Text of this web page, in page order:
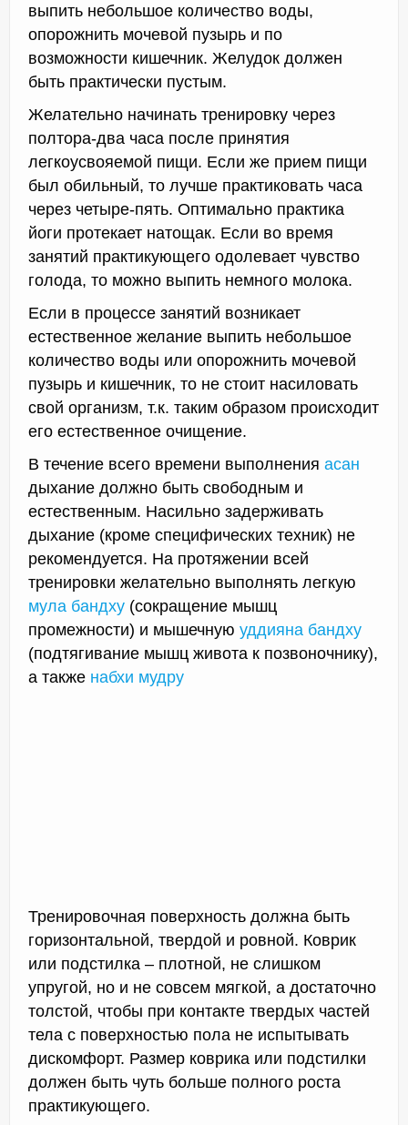
выпить небольшое количество воды,
опорожнить мочевой пузырь и по
возможности кишечник. Желудок должен
быть практически пустым.
Желательно начинать тренировку через
полтора-два часа после принятия
легкоусвояемой пищи. Если же прием пищи
был обильный, то лучше практиковать часа
через четыре-пять. Оптимально практика
йоги протекает натощак. Если во время
занятий практикующего одолевает чувство
голода, то можно выпить немного молока.
Если в процессе занятий возникает
естественное желание выпить небольшое
количество воды или опорожнить мочевой
пузырь и кишечник, то не стоит насиловать
свой организм, т.к. таким образом происходит
его естественное очищение.
В течение всего времени выполнения асан
дыхание должно быть свободным и
естественным. Насильно задерживать
дыхание (кроме специфических техник) не
рекомендуется. На протяжении всей
тренировки желательно выполнять легкую
мула бандху (сокращение мышц
промежности) и мышечную уддияна бандху
(подтягивание мышц живота к позвоночнику),
а также набхи мудру
Тренировочная поверхность должна быть
горизонтальной, твердой и ровной. Коврик
или подстилка – плотной, не слишком
упругой, но и не совсем мягкой, а достаточно
толстой, чтобы при контакте твердых частей
тела с поверхностью пола не испытывать
дискомфорт. Размер коврика или подстилки
должен быть чуть больше полного роста
практикующего.